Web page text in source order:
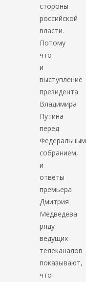
стороны
российской
власти.
Потому
что
и
выступление
президента
Владимира
Путина
перед
Федеральным
собранием,
и
ответы
премьера
Дмитрия
Медведева
ряду
ведущих
телеканалов
показывают,
что